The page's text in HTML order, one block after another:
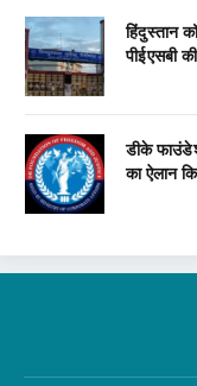
हिंदुस्तान
पीईएसबी
डीके
का ऐलान